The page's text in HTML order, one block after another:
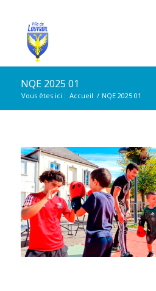
NQE 2025 01
Vous êtes ici : Accueil / NQE 2025 01